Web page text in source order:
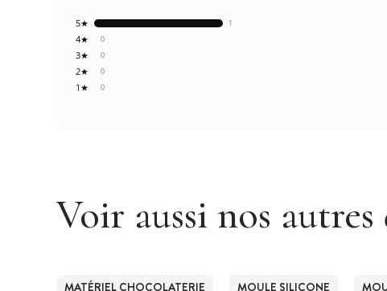
0
1★
0
2★
0
3★
0
4★
1
5★
Voir aussi nos autres
MATÉRIEL CHOCOLATERIE MOULE SILICONE